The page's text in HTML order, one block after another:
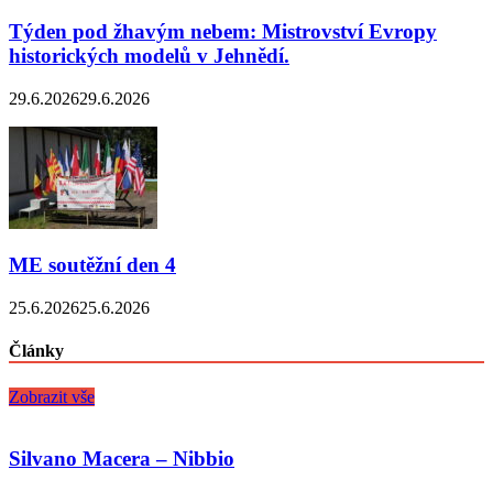
Týden pod žhavým nebem: Mistrovství Evropy
historických modelů v Jehnědí.
29.6.202629.6.2026
ME soutěžní den 4
25.6.202625.6.2026
Články
Zobrazit vše
Silvano Macera – Nibbio